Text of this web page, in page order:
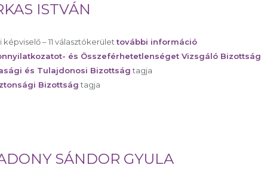
ISTVÁN
képviselő – 11 választókerülettovábbi információ
és Összeférhetetlenséget Vizsgáló Bizottság
és Tulajdonosi Bizottságtagja
Bizottságtagja
SÁNDOR GYULA